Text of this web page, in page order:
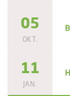
05
OKT.
11
JAN.